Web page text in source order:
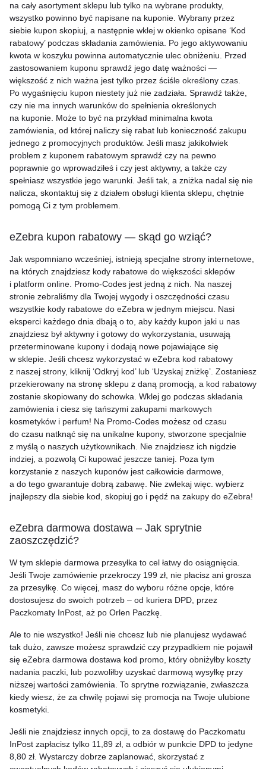
na cały asortyment sklepu lub tylko na wybrane produkty,
wszystko powinno być napisane na kuponie. Wybrany przez
siebie kupon skopiuj, a następnie wklej w okienko opisane ‘Kod
rabatowy’ podczas składania zamówienia. Po jego aktywowaniu
kwota w koszyku powinna automatycznie ulec obniżeniu. Przed
zastosowaniem kuponu sprawdź jego datę ważności —
większość z nich ważna jest tylko przez ściśle określony czas.
Po wygaśnięciu kupon niestety już nie zadziała. Sprawdź także,
czy nie ma innych warunków do spełnienia określonych
na kuponie. Może to być na przykład minimalna kwota
zamówienia, od której naliczy się rabat lub konieczność zakupu
jednego z promocyjnych produktów. Jeśli masz jakikolwiek
problem z kuponem rabatowym sprawdź czy na pewno
poprawnie go wprowadziłeś i czy jest aktywny, a także czy
spełniasz wszystkie jego warunki. Jeśli tak, a zniżka nadal się nie
nalicza, skontaktuj się z działem obsługi klienta sklepu, chętnie
pomogą Ci z tym problemem.
eZebra kupon rabatowy — skąd go wziąć?
Jak wspomniano wcześniej, istnieją specjalne strony internetowe,
na których znajdziesz kody rabatowe do większości sklepów
i platform online. Promo-Codes jest jedną z nich. Na naszej
stronie zebraliśmy dla Twojej wygody i oszczędności czasu
wszystkie kody rabatowe do eZebra w jednym miejscu. Nasi
eksperci każdego dnia dbają o to, aby każdy kupon jaki u nas
znajdziesz był aktywny i gotowy do wykorzystania, usuwają
przeterminowane kupony i dodają nowe pojawiające się
w sklepie. Jeśli chcesz wykorzystać w eZebra kod rabatowy
z naszej strony, kliknij ‘Odkryj kod’ lub ‘Uzyskaj zniżkę’. Zostaniesz
przekierowany na stronę sklepu z daną promocją, a kod rabatowy
zostanie skopiowany do schowka. Wklej go podczas składania
zamówienia i ciesz się tańszymi zakupami markowych
kosmetyków i perfum! Na Promo-Codes możesz od czasu
do czasu natknąć się na unikalne kupony, stworzone specjalnie
z myślą o naszych użytkownikach. Nie znajdziesz ich nigdzie
indziej, a pozwolą Ci kupować jeszcze taniej. Poza tym
korzystanie z naszych kuponów jest całkowicie darmowe,
a do tego gwarantuje dobrą zabawę. Nie zwlekaj więc. wybierz
jnajlepszy dla siebie kod, skopiuj go i pędź na zakupy do eZebra!
eZebra darmowa dostawa – Jak sprytnie
zaoszczędzić?
W tym sklepie darmowa przesyłka to cel łatwy do osiągnięcia.
Jeśli Twoje zamówienie przekroczy 199 zł, nie płacisz ani grosza
za przesyłkę. Co więcej, masz do wyboru różne opcje, które
dostosujesz do swoich potrzeb – od kuriera DPD, przez
Paczkomaty InPost, aż po Orlen Paczkę.
Ale to nie wszystko! Jeśli nie chcesz lub nie planujesz wydawać
tak dużo, zawsze możesz sprawdzić czy przypadkiem nie pojawił
się eZebra darmowa dostawa kod promo, który obniżyłby koszty
nadania paczki, lub pozwoliłby uzyskać darmową wysyłkę przy
niższej wartości zamówienia. To sprytne rozwiązanie, zwłaszcza
kiedy wiesz, że za chwilę pojawi się promocja na Twoje ulubione
kosmetyki.
Jeśli nie znajdziesz innych opcji, to za dostawę do Paczkomatu
InPost zapłacisz tylko 11,89 zł, a odbiór w punkcie DPD to jedyne
8,80 zł. Wystarczy dobrze zaplanować, skorzystać z